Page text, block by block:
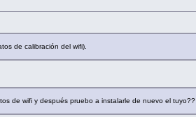
de calibración del wifi).
de wifi y después pruebo a instalarle de nuevo el tuyo??